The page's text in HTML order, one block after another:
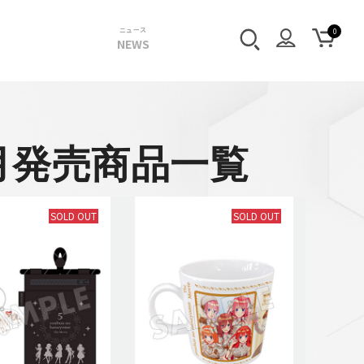
ニュース
NEWS
発売商品一覧
SOLD OUT SOLD OUT